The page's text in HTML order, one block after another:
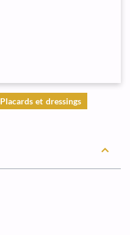
Placards et dressings